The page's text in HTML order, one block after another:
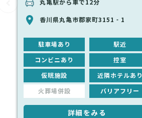
丸亀駅から車で12分
香川県丸亀市郡家町3151‐1
駐車場あり 駅近
コンビニあり 控室
仮眠施設 近隣ホテルあり
火葬場併設 バリアフリー
詳細をみる